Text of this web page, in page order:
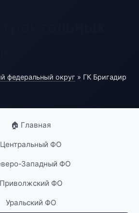
федеральный округ » ГК Бригадир
🏠 Главная
Центральный ФО
Западный ФО
Приволжский ФО
Уральский ФО